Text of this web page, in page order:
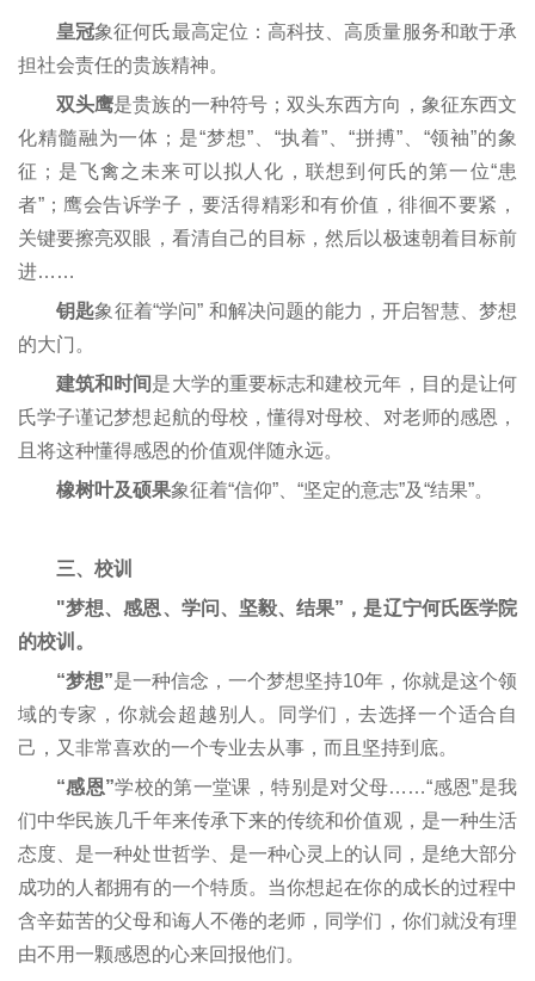
皇冠象征何氏最高定位：高科技、高质量服务和敢于承
担社会责任的贵族精神。
双头鹰是贵族的一种符号；双头东西方向，象征东西文
化精髓融为一体；是“梦想”、“执着”、“拼搏”、“领袖”的象
征；是飞禽之未来可以拟人化，联想到何氏的第一位“患
者”；鹰会告诉学子，要活得精彩和有价值，徘徊不要紧，
关键要擦亮双眼，看清自己的目标，然后以极速朝着目标前
进……
钥匙象征着“学问” 和解决问题的能力，开启智慧、梦想
的大门。
建筑和时间是大学的重要标志和建校元年，目的是让何
氏学子谨记梦想起航的母校，懂得对母校、对老师的感恩，
且将这种懂得感恩的价值观伴随永远。
橡树叶及硕果象征着“信仰”、“坚定的意志”及“结果”。
三、校训
"梦想、感恩、学问、坚毅、结果”，是辽宁何氏医学院
的校训。
“梦想”是一种信念，一个梦想坚持10年，你就是这个领
域的专家，你就会超越别人。同学们，去选择一个适合自
己，又非常喜欢的一个专业去从事，而且坚持到底。
“感恩”学校的第一堂课，特别是对父母……“感恩”是我
们中华民族几千年来传承下来的传统和价值观，是一种生活
态度、是一种处世哲学、是一种心灵上的认同，是绝大部分
成功的人都拥有的一个特质。当你想起在你的成长的过程中
含辛茹苦的父母和诲人不倦的老师，同学们，你们就没有理
由不用一颗感恩的心来回报他们。